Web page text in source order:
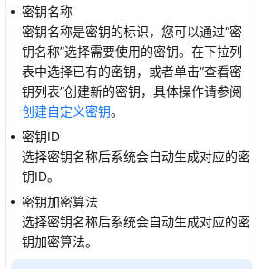
密钥名称
密钥名称是密钥的标识，您可以通过“密
钥名称”选择需要使用的密钥。在下拉列
表中选择已有的密钥，或者单击“查看密
钥列表”创建新的密钥，具体操作请参阅
创建自定义密钥。
密钥ID
选择密钥名称后系统会自动生成对应的密
钥ID。
密钥加密算法
选择密钥名称后系统会自动生成对应的密
钥加密算法。